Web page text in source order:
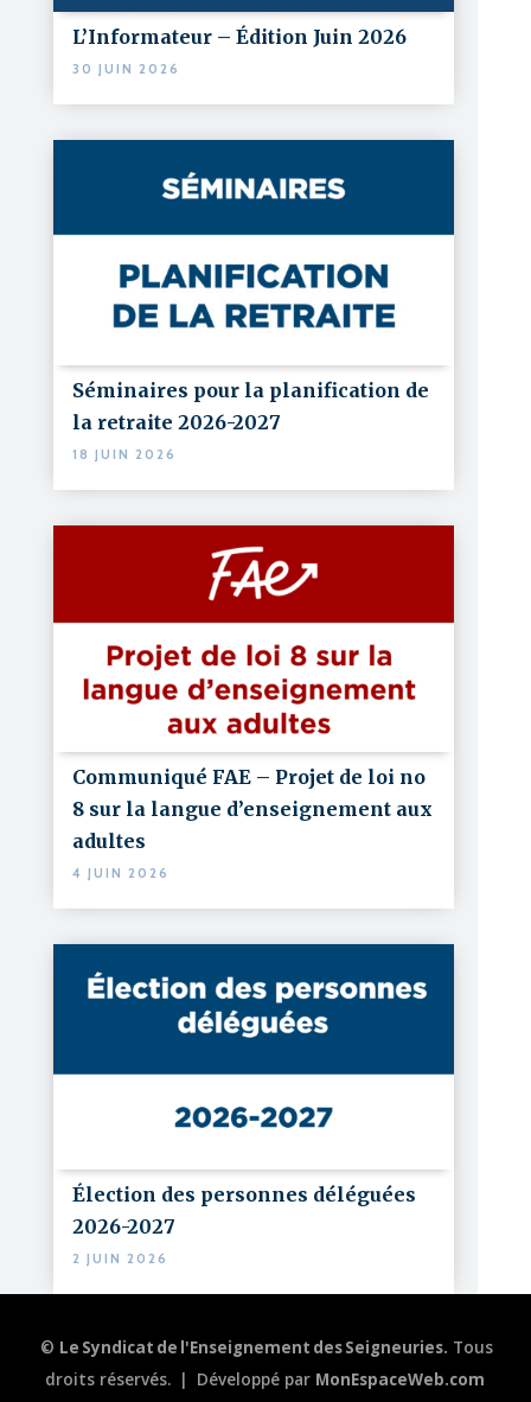
L’Informateur – Édition Juin 2026
30 JUIN 2026
Séminaires pour la planification de
la retraite 2026-2027
18 JUIN 2026
Communiqué FAE – Projet de loi no
8 sur la langue d’enseignement aux
adultes
4 JUIN 2026
Élection des personnes déléguées
2026-2027
2 JUIN 2026
© Le Syndicat de l'Enseignement des Seigneuries. Tous
droits réservés. | Développé par MonEspaceWeb.com